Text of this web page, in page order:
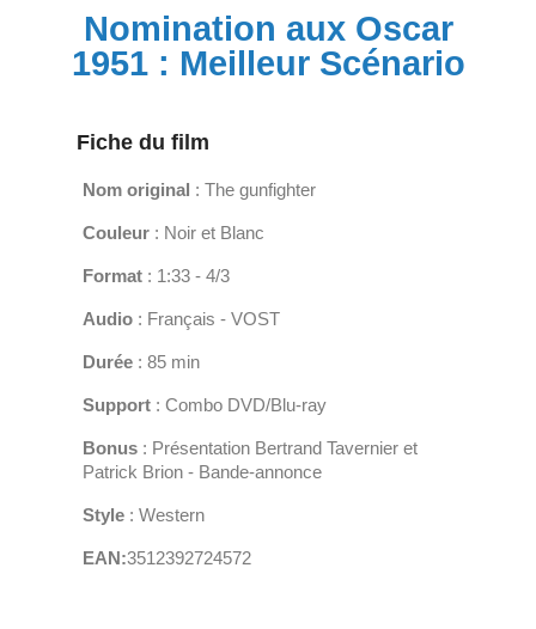
Nomination aux Oscar
1951 : Meilleur Scénario
Fiche du film
Nom original : The gunfighter
Couleur : Noir et Blanc
Format : 1:33 - 4/3
Audio : Français - VOST
Durée : 85 min
Support : Combo DVD/Blu-ray
Bonus : Présentation Bertrand Tavernier et
Patrick Brion - Bande-annonce
Style : Western
EAN:3512392724572